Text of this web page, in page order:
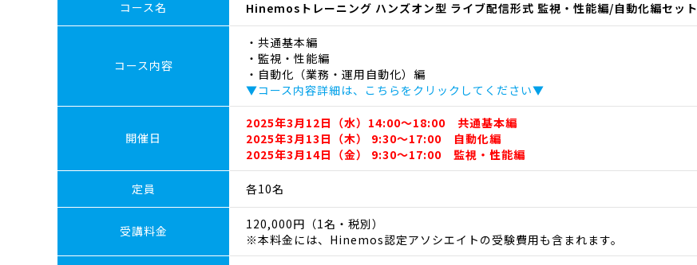
コース名 Hinemosトレーニング ハンズオン型 ライブ配信形式 監視・性能編/自動化編セット
コース内容
・共通基本編
・監視・性能編
・自動化（業務・運用自動化）編
▼コース内容詳細は、こちらをクリックしてください▼
開催日
2025年3月12日（水）14:00～18:00 共通基本編
2025年3月13日（木） 9:30～17:00 自動化編
2025年3月14日（金） 9:30～17:00 監視・性能編
定員 各10名
受講料金
120,000円（1名・税別）
※本料金には、Hinemos認定アソシエイトの受験費用も含まれます。